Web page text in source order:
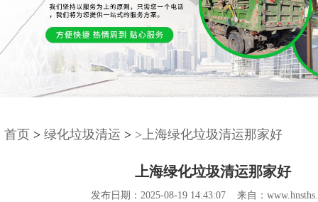
首页 > 绿化垃圾清运 > >上海绿化垃圾清运那家好
上海绿化垃圾清运那家好
发布日期：2025-08-19 14:43:07 来自：